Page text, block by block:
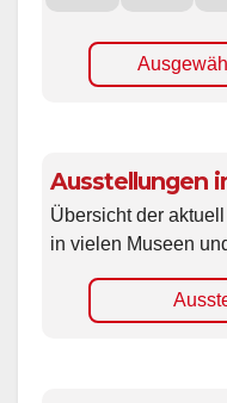
Ausstellungen
Übersicht der
in vielen Museen